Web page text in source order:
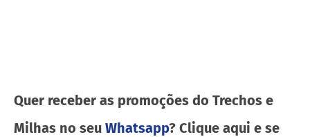
Quer receber as promoções do Trechos e
Milhas no seu Whatsapp? Clique aqui e se